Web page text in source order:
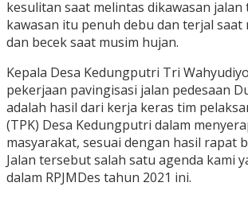
kesulitan saat melintas dikawasan
kawasan itu penuh debu dan terjal
dan becek saat musim hujan.
Kepala Desa Kedungputri Tri
pekerjaan pavingisasi jalan pedesaan
adalah hasil dari kerja keras tim
(TPK) Desa Kedungputri dalam
masyarakat, sesuai dengan hasil rapat
Jalan tersebut salah satu agenda kami
dalam RPJMDes tahun 2021 ini.